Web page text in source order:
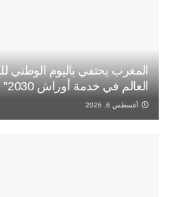
المغرب يحتفي باليوم الوطني
العالم في خدمة أوراش 2030”
أغسطس 6, 2026